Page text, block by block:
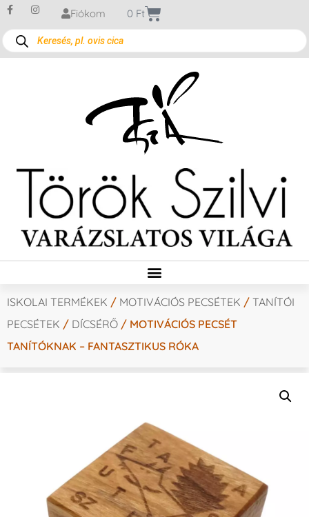
Fiókom 0 Ft
ISKOLAI TERMÉKEK / MOTIVÁCIÓS PECSÉTEK / TANÍTÓI
PECSÉTEK / DÍCSÉRŐ / MOTIVÁCIÓS PECSÉT
TANÍTÓKNAK – FANTASZTIKUS RÓKA